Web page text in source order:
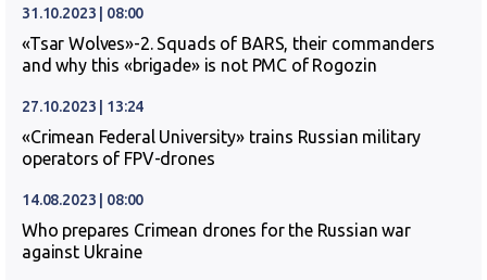
31.10.2023 | 08:00
«Tsar Wolves»-2. Squads of BARS, their commanders
and why this «brigade» is not PMC of Rogozin
27.10.2023 | 13:24
«Crimean Federal University» trains Russian military
operators of FPV-drones
14.08.2023 | 08:00
Who prepares Crimean drones for the Russian war
against Ukraine